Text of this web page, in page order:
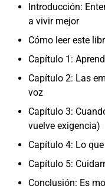
Introducción:
a vivir mejor
Cómo leer este
Capítulo 1:
Capítulo 2: Las
voz
Capítulo 3:
vuelve exigencia)
Capítulo 4: Lo
Capítulo 5:
Conclusión: Es